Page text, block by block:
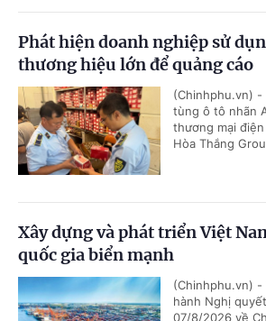
Phát hiện doanh nghiệp sử
thương hiệu lớn để quảng cáo
(Chinhphu.vn) -
tùng ô tô nhãn
thương mại
Hòa Thắng
Xây dựng và phát triển Việt
quốc gia biển mạnh
(Chinhphu.vn) -
hành Nghị
07/8/2026 về